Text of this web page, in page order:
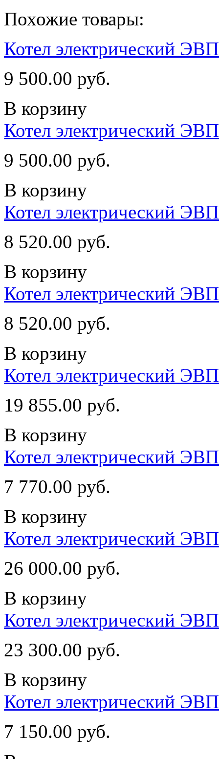
Похожие товары:
Котел электрический
9 500.00 руб.
В корзину
Котел электрический
9 500.00 руб.
В корзину
Котел электрический
8 520.00 руб.
В корзину
Котел электрический
8 520.00 руб.
В корзину
Котел электрический
19 855.00 руб.
В корзину
Котел электрический
7 770.00 руб.
В корзину
Котел электрический
26 000.00 руб.
В корзину
Котел электрический
23 300.00 руб.
В корзину
Котел электрический
7 150.00 руб.